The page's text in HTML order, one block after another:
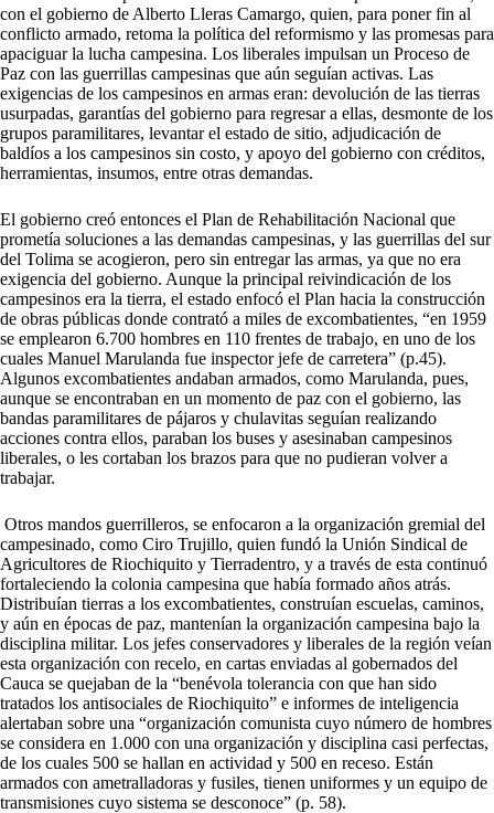
con el gobierno de Alberto Lleras Camargo, quien, para poner fin al
conflicto armado, retoma la política del reformismo y las promesas para
apaciguar la lucha campesina. Los liberales impulsan un Proceso de
Paz con las guerrillas campesinas que aún seguían activas. Las
exigencias de los campesinos en armas eran: devolución de las tierras
usurpadas, garantías del gobierno para regresar a ellas, desmonte de los
grupos paramilitares, levantar el estado de sitio, adjudicación de
baldíos a los campesinos sin costo, y apoyo del gobierno con créditos,
herramientas, insumos, entre otras demandas.
El gobierno creó entonces el Plan de Rehabilitación Nacional que
prometía soluciones a las demandas campesinas, y las guerrillas del sur
del Tolima se acogieron, pero sin entregar las armas, ya que no era
exigencia del gobierno. Aunque la principal reivindicación de los
campesinos era la tierra, el estado enfocó el Plan hacia la construcción
de obras públicas donde contrató a miles de excombatientes, “en 1959
se emplearon 6.700 hombres en 110 frentes de trabajo, en uno de los
cuales Manuel Marulanda fue inspector jefe de carretera” (p.45).
Algunos excombatientes andaban armados, como Marulanda, pues,
aunque se encontraban en un momento de paz con el gobierno, las
bandas paramilitares de pájaros y chulavitas seguían realizando
acciones contra ellos, paraban los buses y asesinaban campesinos
liberales, o les cortaban los brazos para que no pudieran volver a
trabajar.
Otros mandos guerrilleros, se enfocaron a la organización gremial del
campesinado, como Ciro Trujillo, quien fundó la Unión Sindical de
Agricultores de Riochiquito y Tierradentro, y a través de esta continuó
fortaleciendo la colonia campesina que había formado años atrás.
Distribuían tierras a los excombatientes, construían escuelas, caminos,
y aún en épocas de paz, mantenían la organización campesina bajo la
disciplina militar. Los jefes conservadores y liberales de la región veían
esta organización con recelo, en cartas enviadas al gobernados del
Cauca se quejaban de la “benévola tolerancia con que han sido
tratados los antisociales de Riochiquito” e informes de inteligencia
alertaban sobre una “organización comunista cuyo número de hombres
se considera en 1.000 con una organización y disciplina casi perfectas,
de los cuales 500 se hallan en actividad y 500 en receso. Están
armados con ametralladoras y fusiles, tienen uniformes y un equipo de
transmisiones cuyo sistema se desconoce” (p. 58).